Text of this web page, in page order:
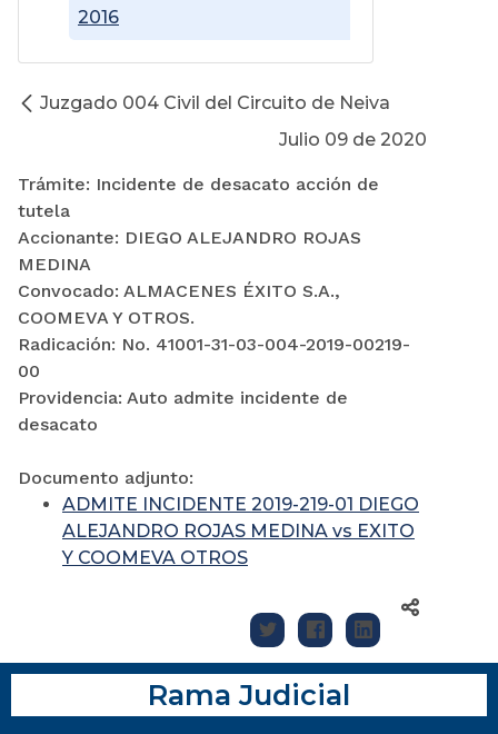
2016
Juzgado 004 Civil del Circuito de Neiva
Julio 09 de 2020
Trámite: Incidente de desacato acción de
tutela
Accionante: DIEGO ALEJANDRO ROJAS
MEDINA
Convocado: ALMACENES ÉXITO S.A.,
COOMEVA Y OTROS.
Radicación: No. 41001-31-03-004-2019-00219-
00
Providencia: Auto admite incidente de
desacato
Documento adjunto:
ADMITE INCIDENTE 2019-219-01 DIEGO
ALEJANDRO ROJAS MEDINA vs EXITO
Y COOMEVA OTROS
Rama Judicial